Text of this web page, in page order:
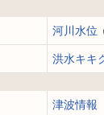
河川水位
洪水キキ
津波情報